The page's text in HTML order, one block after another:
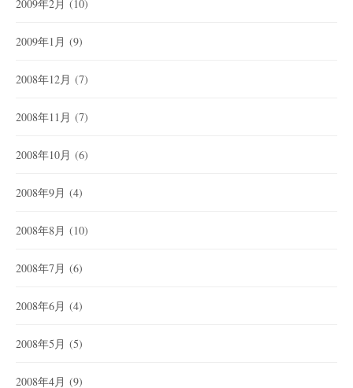
2009年2月 (10)
2009年1月 (9)
2008年12月 (7)
2008年11月 (7)
2008年10月 (6)
2008年9月 (4)
2008年8月 (10)
2008年7月 (6)
2008年6月 (4)
2008年5月 (5)
2008年4月 (9)